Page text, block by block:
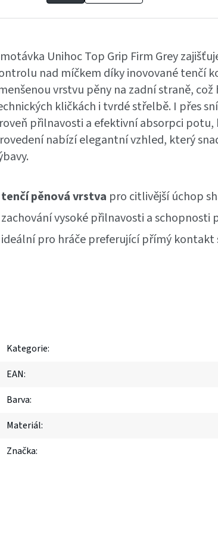
Unihoc Top Grip Firm Grey
nad míčkem díky inovované tenčí
vrstvu pěny na zadní straně,
kličkách i tvrdé střelbě. I přes
přilnavosti a efektivní absorpci
nabízí elegantní vzhled, který
tenčí pěnová vrstva pro citlivější úchop
zachování vysoké přilnavosti a
ideální pro hráče preferující přímý kontakt
Kategorie:
EAN:
Barva:
Materiál:
Značka: